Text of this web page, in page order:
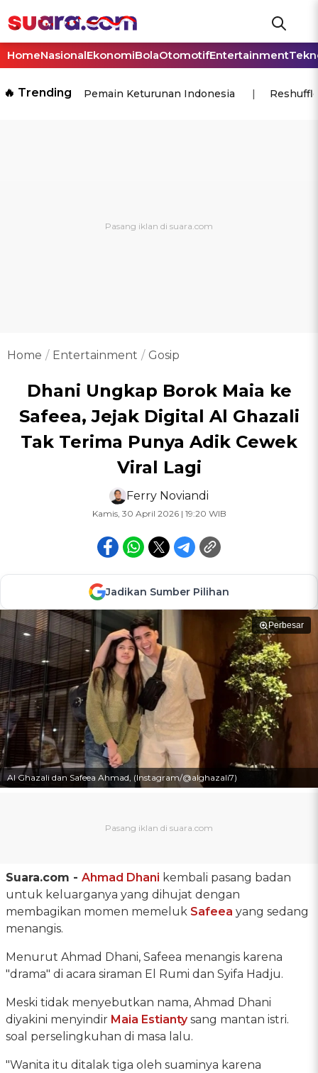
HomeNasionalEkonomiBolaOtomotifEntertainment
🔥 Trending Pemain Keturunan Indonesia
Home Entertainment Gosip
Dhani Ungkap Borok Maia ke
Safeea, Jejak Digital Al Ghazali
Tak Terima Punya Adik Cewek
Viral Lagi
Ferry Noviandi
Kamis, 30 April 2026 | 19:20 WIB
Jadikan Sumber Pilihan
Perbesar
Al Ghazali dan Safeea Ahmad, (Instagram/@alghazali7)
Suara.com - Ahmad Dhani kembali pasang badan
untuk keluarganya yang dihujat dengan
membagikan momen memeluk Safeea yang sedang
menangis.
Menurut Ahmad Dhani, Safeea menangis karena
"drama" di acara siraman El Rumi dan Syifa Hadju.
Meski tidak menyebutkan nama, Ahmad Dhani
diyakini menyindir Maia Estiantysang mantan istri.
soal perselingkuhan di masa lalu.
"Wanita itu ditalak tiga oleh suaminya karena